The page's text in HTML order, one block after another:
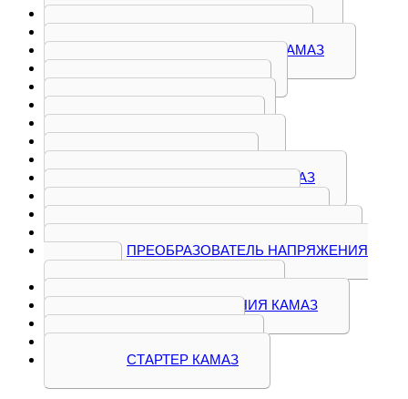
БЛОК ЭЛЕКТРОННЫЙ КАМАЗ
ПАНЕЛЬ ПРИБОРОВ КАМАЗ
ПРЕОБРАЗОВАТЕЛЬ НАПРЯЖЕНИЯ
КАМАЗ
ПУЛЬТ УПРАВЛЕНИЯ КАМАЗ
СТАРТЕР КАМАЗ